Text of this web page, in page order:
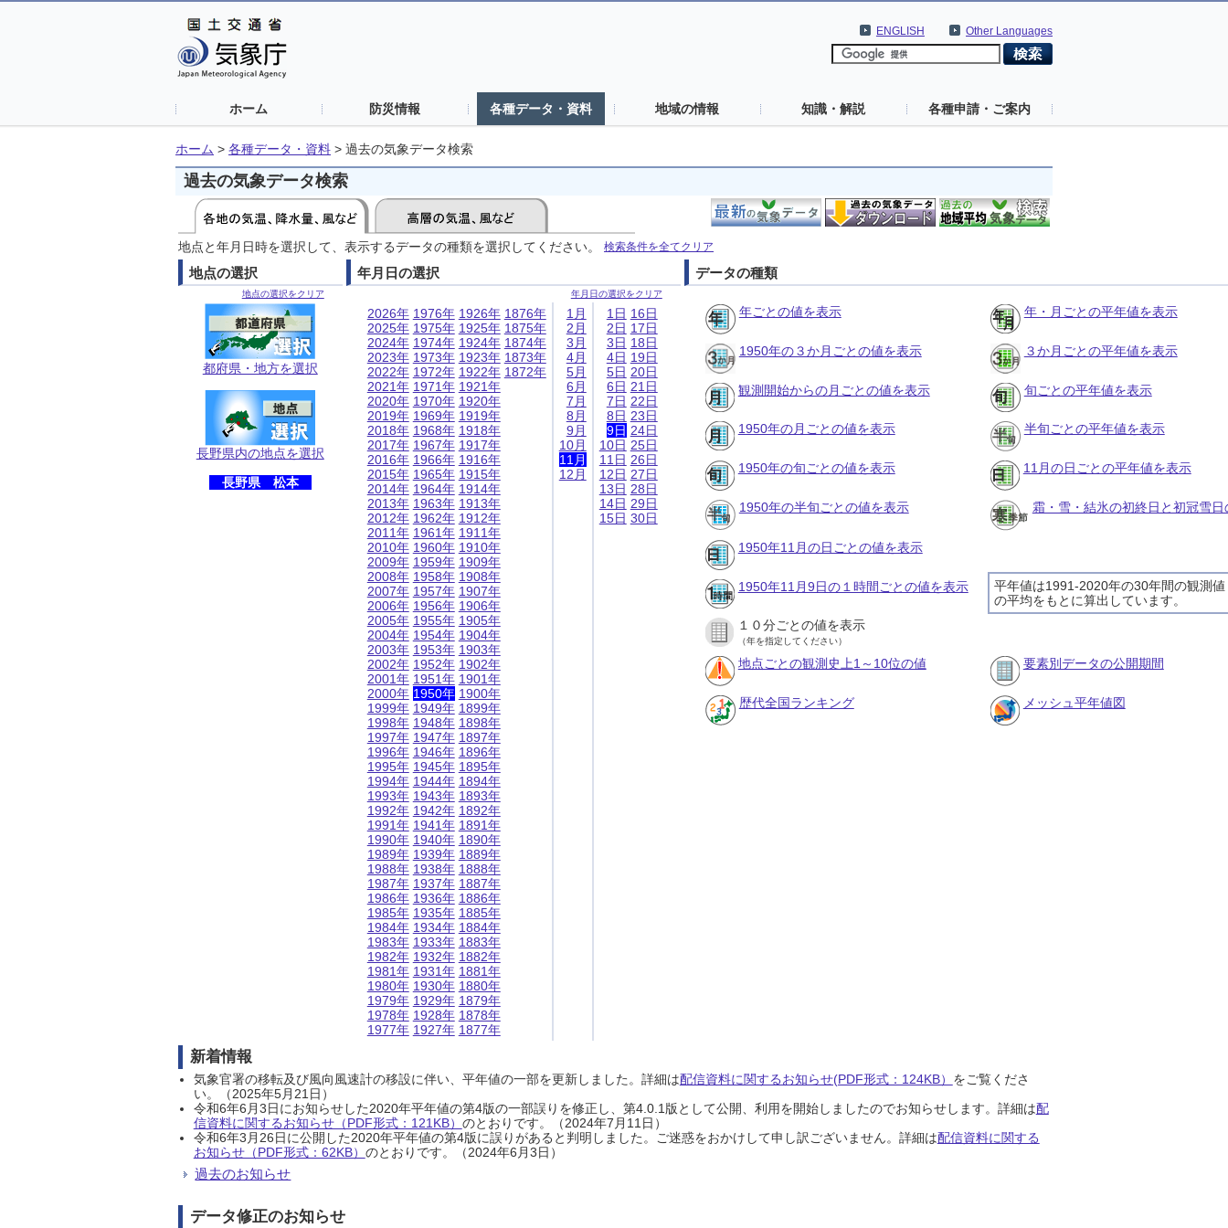
Other Languages
ENGLISH
ホーム 防災情報 各種データ・資料 地域の情報 知識・解説 各種申請・ご案内
ホーム > 各種データ・資料 > 過去の気象データ検索
過去の気象データ検索
地点と年月日時を選択して、表示するデータの種類を選択してください。 検索条件を全てクリア
地点の選択
地点の選択をクリア
都府県・地方を選択
長野県内の地点を選択
長野県 松本
年月日の選択
年月日の選択をクリア
2026年
2025年
2024年
2023年
2022年
2021年
2020年
2019年
2018年
2017年
2016年
2015年
2014年
2013年
2012年
2011年
2010年
2009年
2008年
2007年
2006年
2005年
2004年
2003年
2002年
2001年
2000年
1999年
1998年
1997年
1996年
1995年
1994年
1993年
1992年
1991年
1990年
1989年
1988年
1987年
1986年
1985年
1984年
1983年
1982年
1981年
1980年
1979年
1978年
1977年
1976年
1975年
1974年
1973年
1972年
1971年
1970年
1969年
1968年
1967年
1966年
1965年
1964年
1963年
1962年
1961年
1960年
1959年
1958年
1957年
1956年
1955年
1954年
1953年
1952年
1951年
1950年
1949年
1948年
1947年
1946年
1945年
1944年
1943年
1942年
1941年
1940年
1939年
1938年
1937年
1936年
1935年
1934年
1933年
1932年
1931年
1930年
1929年
1928年
1927年
1926年
1925年
1924年
1923年
1922年
1921年
1920年
1919年
1918年
1917年
1916年
1915年
1914年
1913年
1912年
1911年
1910年
1909年
1908年
1907年
1906年
1905年
1904年
1903年
1902年
1901年
1900年
1899年
1898年
1897年
1896年
1895年
1894年
1893年
1892年
1891年
1890年
1889年
1888年
1887年
1886年
1885年
1884年
1883年
1882年
1881年
1880年
1879年
1878年
1877年
1876年
1875年
1874年
1873年
1872年
1月
2月
3月
4月
5月
6月
7月
8月
9月
10月
11月
12月
1日
2日
3日
4日
5日
6日
7日
8日
9日
10日
11日
12日
13日
14日
15日
16日
17日
18日
19日
20日
21日
22日
23日
24日
25日
26日
27日
28日
29日
30日
データの種類
年ごとの値を表示 年・月ごとの平年値を表示
1950年の３か月ごとの値を表示 ３か月ごとの平年値を表示
観測開始からの月ごとの値を表示 旬ごとの平年値を表示
1950年の月ごとの値を表示 半旬ごとの平年値を表示
1950年の旬ごとの値を表示 11月の日ごとの平年値を表示
1950年の半旬ごとの値を表示 霜・雪・結氷の初終日と初冠雪
1950年11月の日ごとの値を表示
平年値は1991-2020年の30年間の観測値
の平均をもとに算出しています。
1950年11月9日の１時間ごとの値を表示
１０分ごとの値を表示
（年を指定してください）
地点ごとの観測史上1～10位の値 要素別データの公開期間
歴代全国ランキング メッシュ平年値図
新着情報
気象官署の移転及び風向風速計の移設に伴い、平年値の一部を更新しました。詳細は配信資料に関するお知らせ(PDF形式：124KB） をご覧くださ
い。（2025年5月21日）
令和6年6月3日にお知らせした2020年平年値の第4版の一部誤りを修正し、第4.0.1版として公開、利用を開始しましたのでお知らせします。詳細は配
信資料に関するお知らせ（PDF形式：121KB） のとおりです。（2024年7月11日）
令和6年3月26日に公開した2020年平年値の第4版に誤りがあると判明しました。ご迷惑をおかけして申し訳ございません。詳細は配信資料に関する
お知らせ（PDF形式：62KB） のとおりです。（2024年6月3日）
過去のお知らせ
データ修正のお知らせ